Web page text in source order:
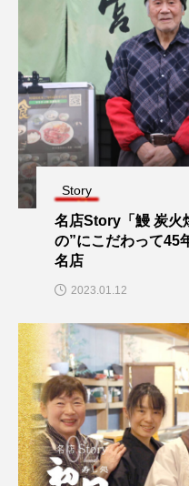
Story
名店Story「鰻 炭
の”にこだわって45
名店
2023.01.12